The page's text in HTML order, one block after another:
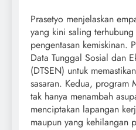
Prasetyo menjelaskan
yang kini saling
pengentasan kemiskinan.
Data Tunggal Sosial dan
(DTSEN) untuk
sasaran. Kedua, program
tak hanya menambah
menciptakan lapangan
maupun yang kehilangan